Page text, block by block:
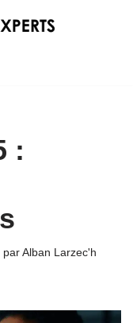
:
par Alban Larzec'h